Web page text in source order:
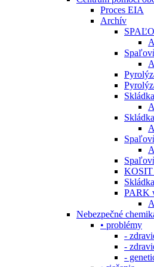
Proces EIA
Archív
KOSIT
PARK
Nebezpečné
• problémy
-
-
-